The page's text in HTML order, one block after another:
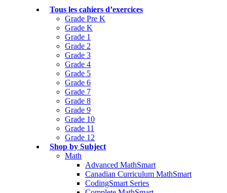
Tous les cahiers d’exercices
Grade Pre K
Grade K
Grade 1
Grade 2
Grade 3
Grade 4
Grade 5
Grade 6
Grade 7
Grade 8
Grade 9
Grade 10
Grade 11
Grade 12
Shop by Subject
Math
Advanced MathSmart
Canadian Curriculum MathSmart
CodingSmart Series